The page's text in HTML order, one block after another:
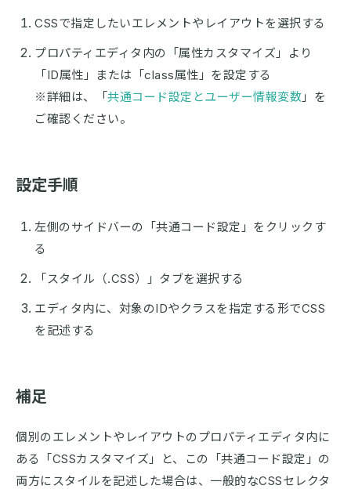
CSSで指定したいエレメントやレイアウトを選択する
プロパティエディタ内の「属性カスタマイズ」より
「ID属性」または「class属性」を設定する
※詳細は、「共通コード設定とユーザー情報変数 」を
ご確認ください。
設定手順
左側のサイドバーの「共通コード設定」をクリックす
る
「スタイル（.CSS）」タブを選択する
エディタ内に、対象のIDやクラスを指定する形でCSS
を記述する
補足
個別のエレメントやレイアウトのプロパティエディタ内に
ある「CSSカスタマイズ」と、この「共通コード設定」の
両方にスタイルを記述した場合は、一般的なCSSセレクタ